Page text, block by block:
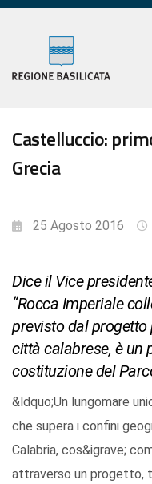
Castelluccio:
Grecia
25 Agosto 2016
Dice il Vice
“Rocca Imperiale
previsto dal
città calabrese, è un
costituzione del
&ldquo;Un lungomare
che supera i confini
Calabria, cos&igrave;
attraverso un progetto,